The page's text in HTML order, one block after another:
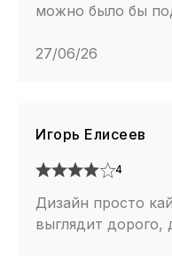
можно было бы
27/06/26
Игорь Елисеев
4
Дизайн просто
выглядит дорого,